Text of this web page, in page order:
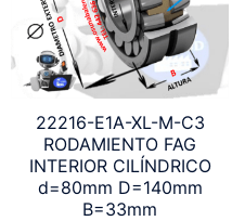
22216-E1A-XL-M-C3
RODAMIENTO FAG
INTERIOR CILÍNDRICO
d=80mm D=140mm
B=33mm